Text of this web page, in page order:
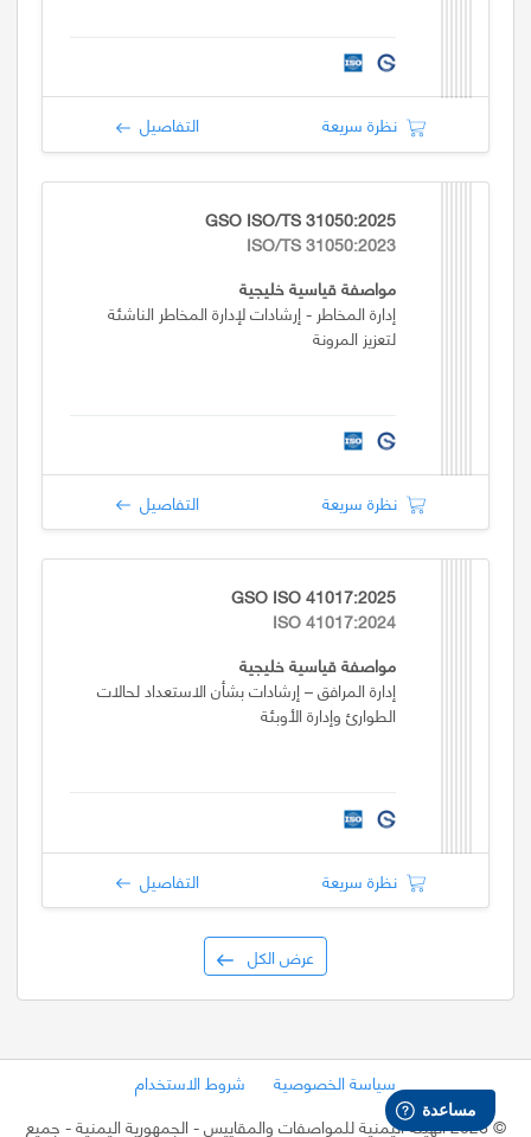
نظرة سريعة التفاصيل
GSO ISO/TS 31050:2025
ISO/TS 31050:2023
مواصفة قياسية خليجية
إدارة المخاطر - إرشادات لإدارة المخاطر الناشئة
لتعزيز المرونة
نظرة سريعة التفاصيل
GSO ISO 41017:2025
ISO 41017:2024
مواصفة قياسية خليجية
إدارة المرافق – إرشادات بشأن الاستعداد لحالات
الطوارئ وإدارة الأوبئة
نظرة سريعة التفاصيل
عرض الكل
سياسة الخصوصية
شروط الاستخدام
©2026 الهيئة اليمنية للمواصفات والمقاييس - الجمهورية اليمنية
- جميع